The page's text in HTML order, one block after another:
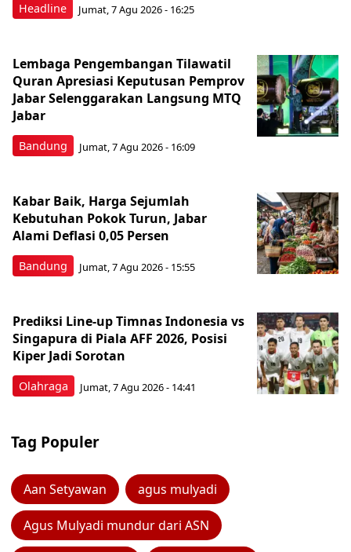
Headline Jumat, 7 Agu 2026 - 16:25
Bandung
Lembaga Pengembangan Tilawatil
Quran Apresiasi Keputusan Pemprov
Jabar Selenggarakan Langsung MTQ
Jabar
Jumat, 7 Agu 2026 - 16:09
Bandung
Kabar Baik, Harga Sejumlah
Kebutuhan Pokok Turun, Jabar
Alami Deflasi 0,05 Persen
Jumat, 7 Agu 2026 - 15:55
Olahraga
Prediksi Line-up Timnas Indonesia vs
Singapura di Piala AFF 2026, Posisi
Kiper Jadi Sorotan
Jumat, 7 Agu 2026 - 14:41
Tag Populer
Aan Setyawan agus mulyadi
Agus Mulyadi mundur dari ASN